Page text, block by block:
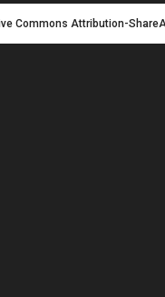
Commons Attribution-